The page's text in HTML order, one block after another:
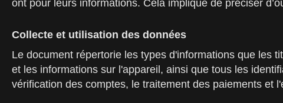
ont pour leurs informations. Cela implique de préciser
Collecte et utilisation des données
Le document répertorie les types d'informations que les
et les informations sur l'appareil, ainsi que tous les
vérification des comptes, le traitement des paiements et